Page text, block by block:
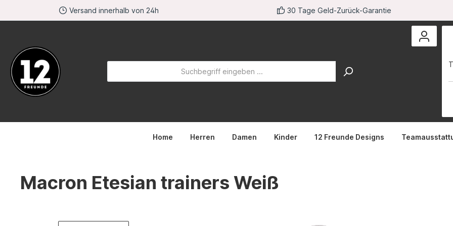
Zur Hauptnavigation springen
Versand innerhalb von 24h 30 Tage Geld-Zurück-Garantie
Home Herren Damen Kinder 12 Freunde Designs
Macron Etesian trainers Weiß